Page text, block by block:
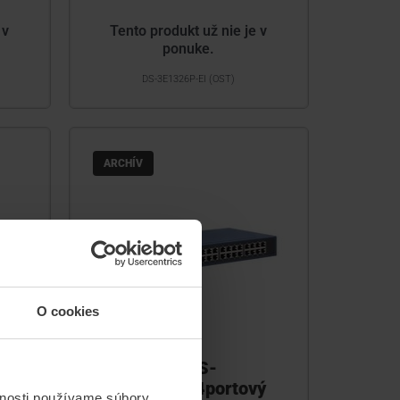
O cookies
Tento produkt už nie je v
ponuke.
DS-3E1326P-EI (OST)
ARCHÍV
HIKVISION DS-
3E1524-EI 24portový